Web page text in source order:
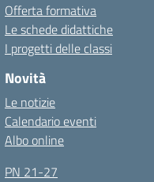
Offerta formativa
Le schede didattiche
I progetti delle classi
Novità
Le notizie
Calendario eventi
Albo online
PN 21-27